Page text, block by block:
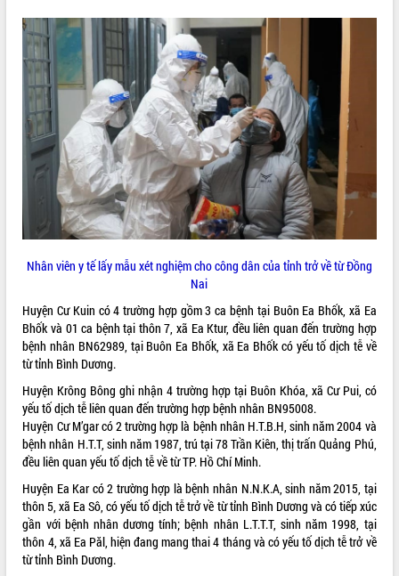
VĂN BẢN HĐND TỈNH
ĐIỂM TIN VĂN BẢN
QUY HOẠCH - KẾ HOẠCH
VIDEO
Không có file video nào để phát.
ALBUM ẢNH
Nhân viên y tế lấy mẫu xét nghiệm cho công dân của tỉnh trở về từ Đồng
Nai
Huyện Cư Kuin có 4 trường hợp gồm 3 ca bệnh tại Buôn Ea Bhốk, xã Ea
Bhốk và 01 ca bệnh tại thôn 7, xã Ea Ktur, đều liên quan đến trường hợp
bệnh nhân BN62989, tại Buôn Ea Bhốk, xã Ea Bhốk có yếu tố dịch tễ về
từ tỉnh Bình Dương.
Huyện Krông Bông ghi nhận 4 trường hợp tại Buôn Khóa, xã Cư Pui, có
yếu tố dịch tễ liên quan đến trường hợp bệnh nhân BN95008.
Huyện Cư M’gar có 2 trường hợp là bệnh nhân H.T.B.H, sinh năm 2004 và
bệnh nhân H.T.T, sinh năm 1987, trú tại 78 Trần Kiên, thị trấn Quảng Phú,
đều liên quan yếu tố dịch tễ về từ TP. Hồ Chí Minh.
Huyện Ea Kar có 2 trường hợp là bệnh nhân N.N.K.A, sinh năm 2015, tại
thôn 5, xã Ea Sô, có yếu tố dịch tễ trở về từ tỉnh Bình Dương và có tiếp xúc
gần với bệnh nhân dương tính; bệnh nhân L.T.T.T, sinh năm 1998, tại
thôn 4, xã Ea Păl, hiện đang mang thai 4 tháng và có yếu tố dịch tễ trở về
từ tỉnh Bình Dương.